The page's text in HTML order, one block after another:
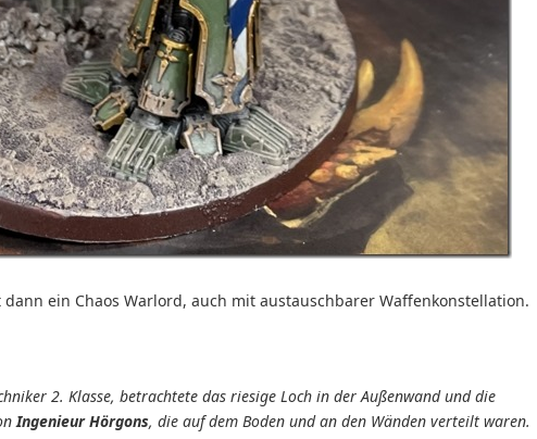
dann ein Chaos Warlord, auch mit austauschbarer Waffenkonstellation.
2. Klasse, betrachtete das riesige Loch in der Außenwand und die
Ingenieur Hörgons, die auf dem Boden und an den Wänden verteilt waren.